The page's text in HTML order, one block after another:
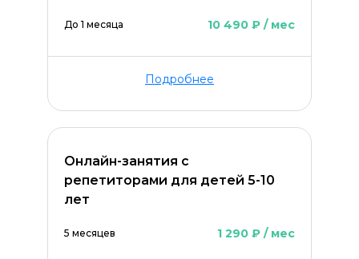
До 1 месяца 10 490 ₽ / мес
Подробнее
Онлайн-занятия с
репетиторами для детей 5-10
лет
5 месяцев 1 290 ₽ / мес